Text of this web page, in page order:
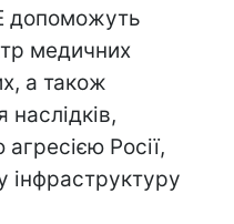
допоможуть
медичних
а також
Росії,
інфраструктуру